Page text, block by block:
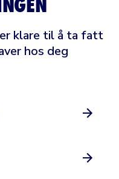
klare til å ta fatt
hos deg